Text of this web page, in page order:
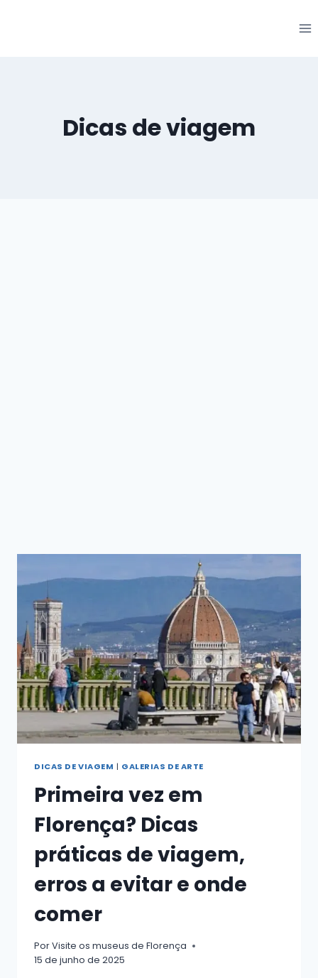
Dicas de viagem
DICAS DE VIAGEM | GALERIAS DE ARTE
Primeira vez em
Florença? Dicas
práticas de viagem,
erros a evitar e onde
comer
PorVisite os museus de Florença
15 de junho de 2025